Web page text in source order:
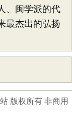
、闽学派的代
最杰出的弘扬
版权所有 非商用